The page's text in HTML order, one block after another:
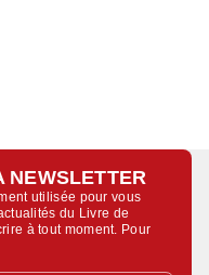
NEWSLETTER
utilisée pour vous
du Livre de
à tout moment. Pour